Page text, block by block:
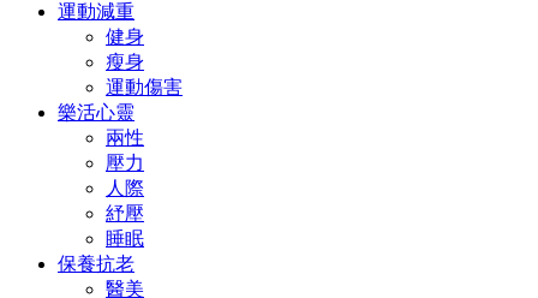
運動減重
健身
瘦身
運動傷害
樂活心靈
兩性
壓力
人際
紓壓
睡眠
保養抗老
醫美